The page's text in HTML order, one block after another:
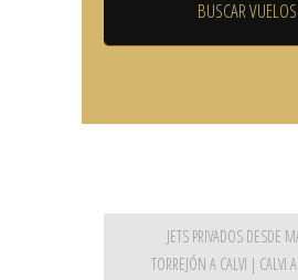
JETS PRIVADOS DESDE
TORREJÓN A CALVI | CALVI